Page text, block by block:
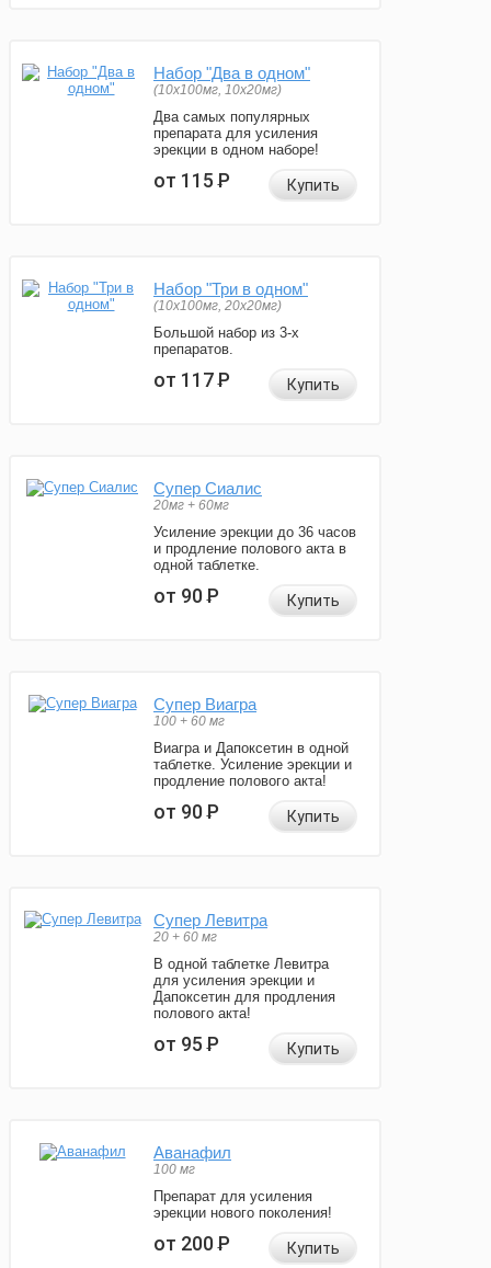
Набор "Два в одном"
(10x100мг, 10x20мг)
Два самых популярных
препарата для усиления
эрекции в одном наборе!
от 115Р Купить
Набор "Три в одном"
(10x100мг, 20x20мг)
Большой набор из 3-х
препаратов.
от 117Р Купить
Супер Сиалис
20мг + 60мг
Усиление эрекции до 36 часов
и продление полового акта в
одной таблетке.
от 90Р Купить
Супер Виагра
100 + 60 мг
Виагра и Дапоксетин в одной
таблетке. Усиление эрекции и
продление полового акта!
от 90Р Купить
Супер Левитра
20 + 60 мг
В одной таблетке Левитра
для усиления эрекции и
Дапоксетин для продления
полового акта!
от 95Р Купить
Аванафил
100 мг
Препарат для усиления
эрекции нового поколения!
от 200Р Купить